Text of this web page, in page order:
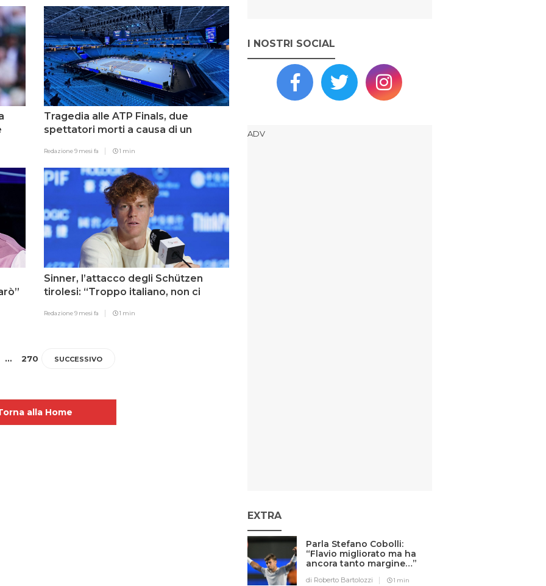
Tragedia alle ATP Finals, due
spettatori morti a causa di un
Redazione9 mesi fa 1 min
Sinner, l’attacco degli Schützen
tirolesi: “Troppo italiano, non ci
Redazione9 mesi fa 1 min
… 270 SUCCESSIVO
alla Home
I NOSTRI SOCIAL
EXTRA
Parla Stefano Cobolli:
“Flavio migliorato ma ha
ancora tanto margine…”
di Roberto Bartolozzi 1 min